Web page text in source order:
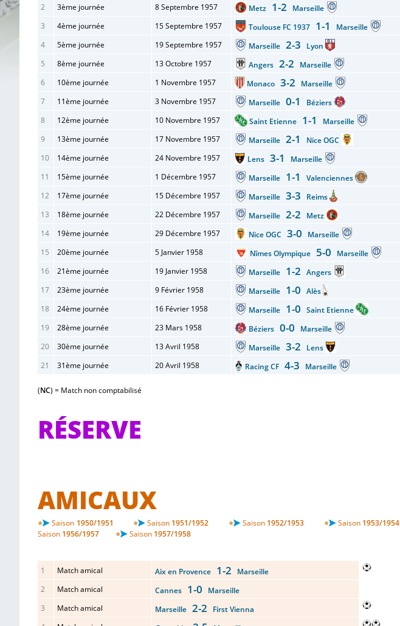
2
3ème journée 8 Septembre 1957 Metz 1-2 Marseille
3
4ème journée 15 Septembre 1957 Toulouse FC 1937 1-1
Marseille
4
5ème journée 19 Septembre 1957 Marseille 2-3 Lyon
5
8ème journée 13 Octobre 1957 Angers 2-2 Marseille
6
10ème journée 1 Novembre 1957 Monaco3-2 Marseille
7
11ème journée 3 Novembre 1957 Marseille 0-1
Béziers
8
12ème journée 10 Novembre 1957 Saint Etienne 1-1
Marseille
9
13ème journée 17 Novembre 1957 Marseille 2-1
Nice OGC
10
14ème journée 24 Novembre 1957 Lens3-1
Marseille
11
15ème journée 1 Décembre 1957 Marseille 1-1
Valenciennes
12
17ème journée 15 Décembre 1957 Marseille 3-3 Reims
13
18ème journée 22 Décembre 1957 Marseille 2-2 Metz
14
19ème journée 29 Décembre 1957 Nice OGC 3-0 Marseille
15
20ème journée 5 Janvier 1958 Nîmes Olympique 5-0 Marseille
16
21ème journée 19 Janvier 1958 Marseille 1-2 Angers
17
23ème journée 9 Février 1958 Marseille 1-0 Alès
18
24ème journée 16 Février 1958 Marseille 1-0 Saint Etienne
19
28ème journée 23 Mars 1958 Béziers 0-0 Marseille
20
30ème journée 13 Avril 1958 Marseille 3-2 Lens
21
31ème journée 20 Avril 1958 Racing CF4-3 Marseille
(NC) = Match non comptabilisé
RÉSERVE
AMICAUX
Saison 1950/1951 Saison1951/1952 Saison1952/1953 Saison1953/1954
Saison 1956/1957 Saison 1957/1958
1 Match amical Aix en Provence 1-2 Marseille
2
Match amical Cannes 1-0 Marseille
3
Match amical Marseille 2-2 First Vienna